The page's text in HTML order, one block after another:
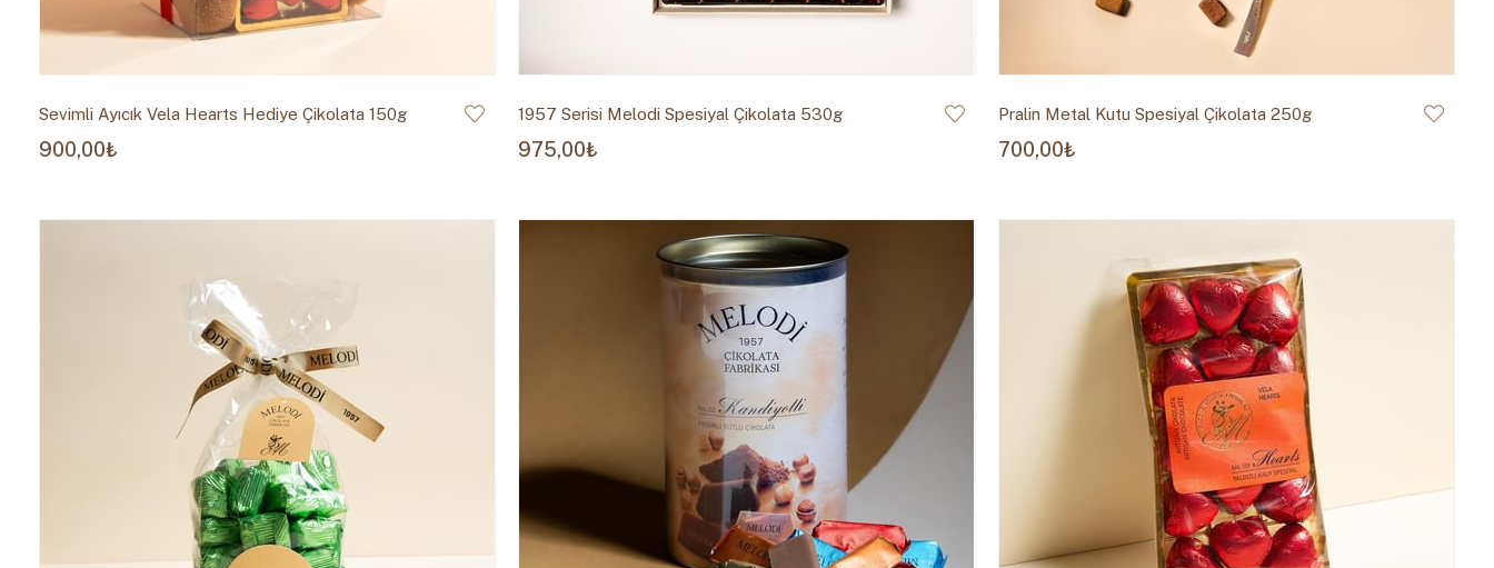
Sevimli Ayıcık Vela Hearts Hediye Çikolata 150g
900,00₺
1957 Serisi Melodi Spesiyal Çikolata 530g
975,00₺
Pralin Metal Kutu Spesiyal Çikolata 250g
700,00₺